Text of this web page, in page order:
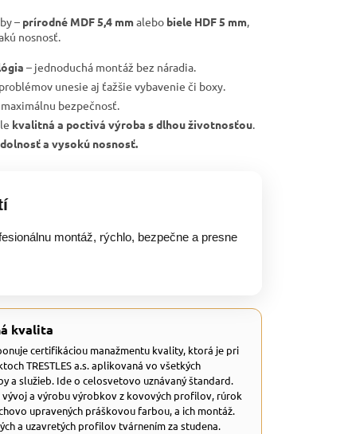
– prírodné MDF 5,4 mmalebo biele HDF 5 mm,
nosnosť.
– jednoduchá montáž bez náradia.
unesie aj ťažšie vybavenie či boxy.
bezpečnosť.
kvalitná a poctivá výroba s dlhou životnosťou.
a vysokú nosnosť.
montáž, rýchlo, bezpečne a presne
kvalita
certifikáciou manažmentu kvality, ktorá je pri
TRESTLES a.s. aplikovaná vo všetkých
a služieb. Ide o celosvetovo uznávaný štandard.
vývoj a výrobu výrobkov z kovových profilov, rúrok
upravených práškovou farbou, a ich montáž.
a uzavretých profilov tvárnením za studena.